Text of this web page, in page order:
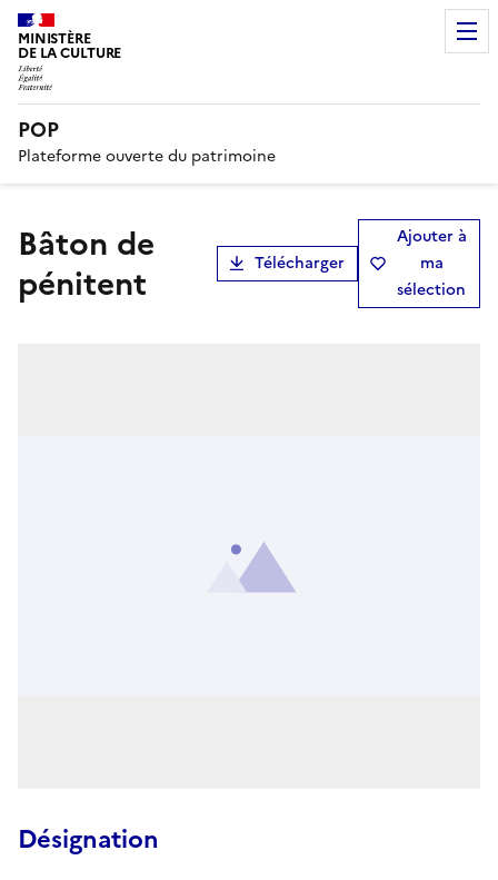
MINISTÈRE
DE LA CULTURE
POP
Plateforme ouverte du patrimoine
bâton de
pénitent
Télécharger
Ajouter à
ma
sélection
Désignation